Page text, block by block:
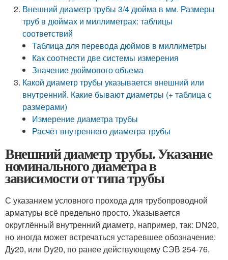
Внешний диаметр трубы 3/4 дюйма в мм. Размеры
труб в дюймах и миллиметрах: таблицы
соответствий
Таблица для перевода дюймов в миллиметры
Как соотнести две системы измерения
Значение дюймового объема
Какой диаметр трубы указывается внешний или
внутренний. Какие бывают диаметры (+ таблица с
размерами)
Измерение диаметра трубы
Расчёт внутреннего диаметра трубы
Внешний диаметр трубы. Указание
номинального диаметра в
зависимости от типа трубы
С указанием условного прохода для трубопроводной
арматуры всё предельно просто. Указывается
округлённый внутренний диаметр, например, так: DN20,
но иногда может встречаться устаревшее обозначение:
Ду20, или Dy20, по ранее действующему СЭВ 254-76.